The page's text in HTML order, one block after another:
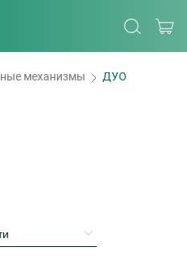
механизмы ДУО